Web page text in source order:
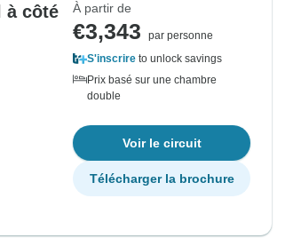
à côté
À partir de
€3,343
par personne
S'inscrire to unlock savings
Prix basé sur une chambre
double
Voir le circuit
Télécharger la brochure